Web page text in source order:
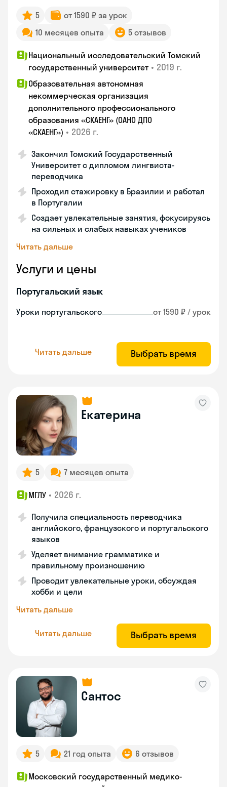
5
от 1590 ₽ за урок
10 месяцев опыта
5 отзывов
Национальный исследовательский Томский
государственный университет • 2019 г.
Образовательная автономная
некоммерческая организация
дополнительного профессионального
образования «СКАЕНГ» (ОАНО ДПО
«СКАЕНГ») • 2026 г.
Закончил Томский Государственный
Университет с дипломом лингвиста-
переводчика
Проходил стажировку в Бразилии и работал
в Португалии
Создает увлекательные занятия, фокусируясь
на сильных и слабых навыках учеников
Читать дальше
Услуги и цены
Португальский язык
Уроки португальского от 1590 ₽ / урок
Читать дальше Выбрать время
Екатерина
5 7 месяцев опыта
МГЛУ • 2026 г.
Получила специальность переводчика
английского, французского и португальского
языков
Уделяет внимание грамматике и
правильному произношению
Проводит увлекательные уроки, обсуждая
хобби и цели
Читать дальше
Читать дальше Выбрать время
Сантос
5 21 год опыта 6 отзывов
Московский государственный медико-